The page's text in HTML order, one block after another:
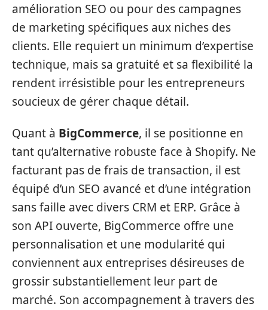
amélioration SEO ou pour des campagnes
de marketing spécifiques aux niches des
clients. Elle requiert un minimum d’expertise
technique, mais sa gratuité et sa flexibilité la
rendent irrésistible pour les entrepreneurs
soucieux de gérer chaque détail.
Quant à BigCommerce, il se positionne en
tant qu’alternative robuste face à Shopify. Ne
facturant pas de frais de transaction, il est
équipé d’un SEO avancé et d’une intégration
sans faille avec divers CRM et ERP. Grâce à
son API ouverte, BigCommerce offre une
personnalisation et une modularité qui
conviennent aux entreprises désireuses de
grossir substantiellement leur part de
marché. Son accompagnement à travers des